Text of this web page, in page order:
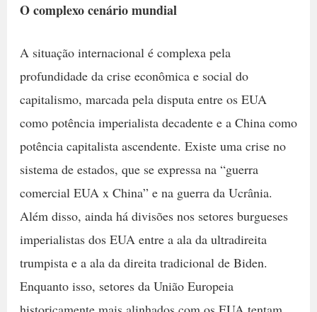
O complexo cenário mundial
A situação internacional é complexa pela
profundidade da crise econômica e social do
capitalismo, marcada pela disputa entre os EUA
como potência imperialista decadente e a China como
potência capitalista ascendente. Existe uma crise no
sistema de estados, que se expressa na “guerra
comercial EUA x China” e na guerra da Ucrânia.
Além disso, ainda há divisões nos setores burgueses
imperialistas dos EUA entre a ala da ultradireita
trumpista e a ala da direita tradicional de Biden.
Enquanto isso, setores da União Europeia